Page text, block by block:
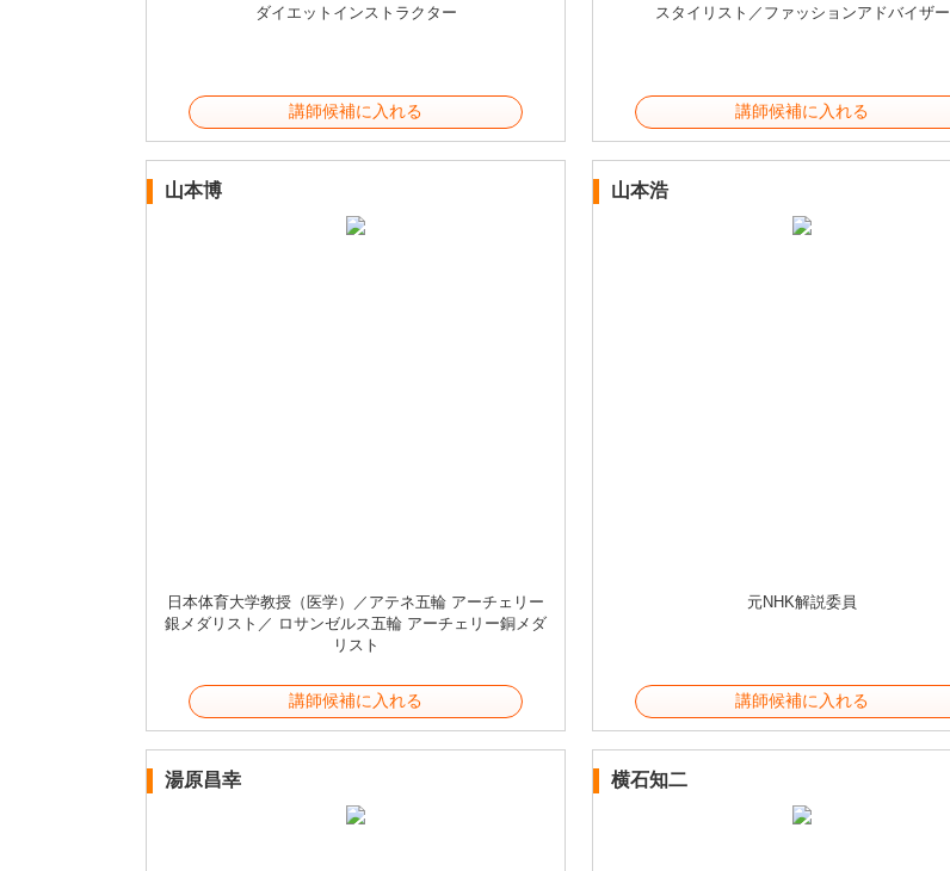
ダイエットインストラクター
講師候補に入れる
スタイリスト／ファッションアドバイザー
講師候補に入れる
山本博
日本体育大学教授（医学）／アテネ五輪 アーチェリー
銀メダリスト／ ロサンゼルス五輪 アーチェリー銅メダ
リスト
講師候補に入れる
山本浩
元NHK解説委員
講師候補に入れる
湯原昌幸 横石知二